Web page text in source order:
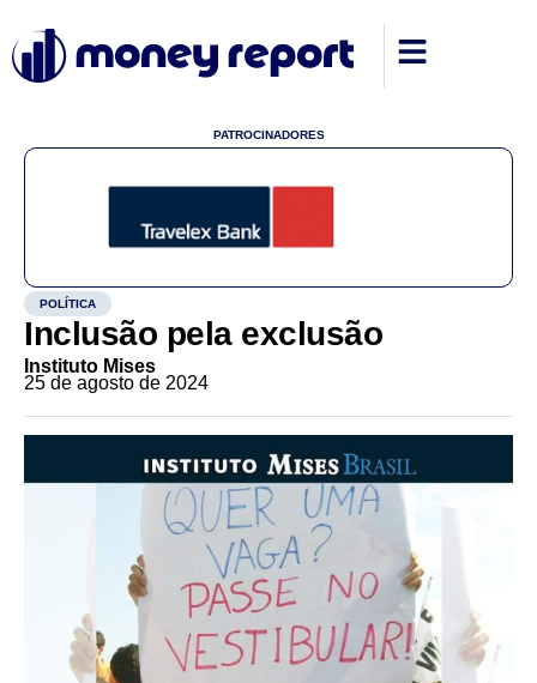
PATROCINADORES
POLÍTICA
Inclusão pela exclusão
Instituto Mises
25 de agosto de 2024